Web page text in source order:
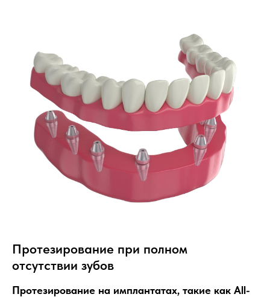
Протезирование при полном
отсутствии зубов
Протезирование на имплантатах, такие как All-